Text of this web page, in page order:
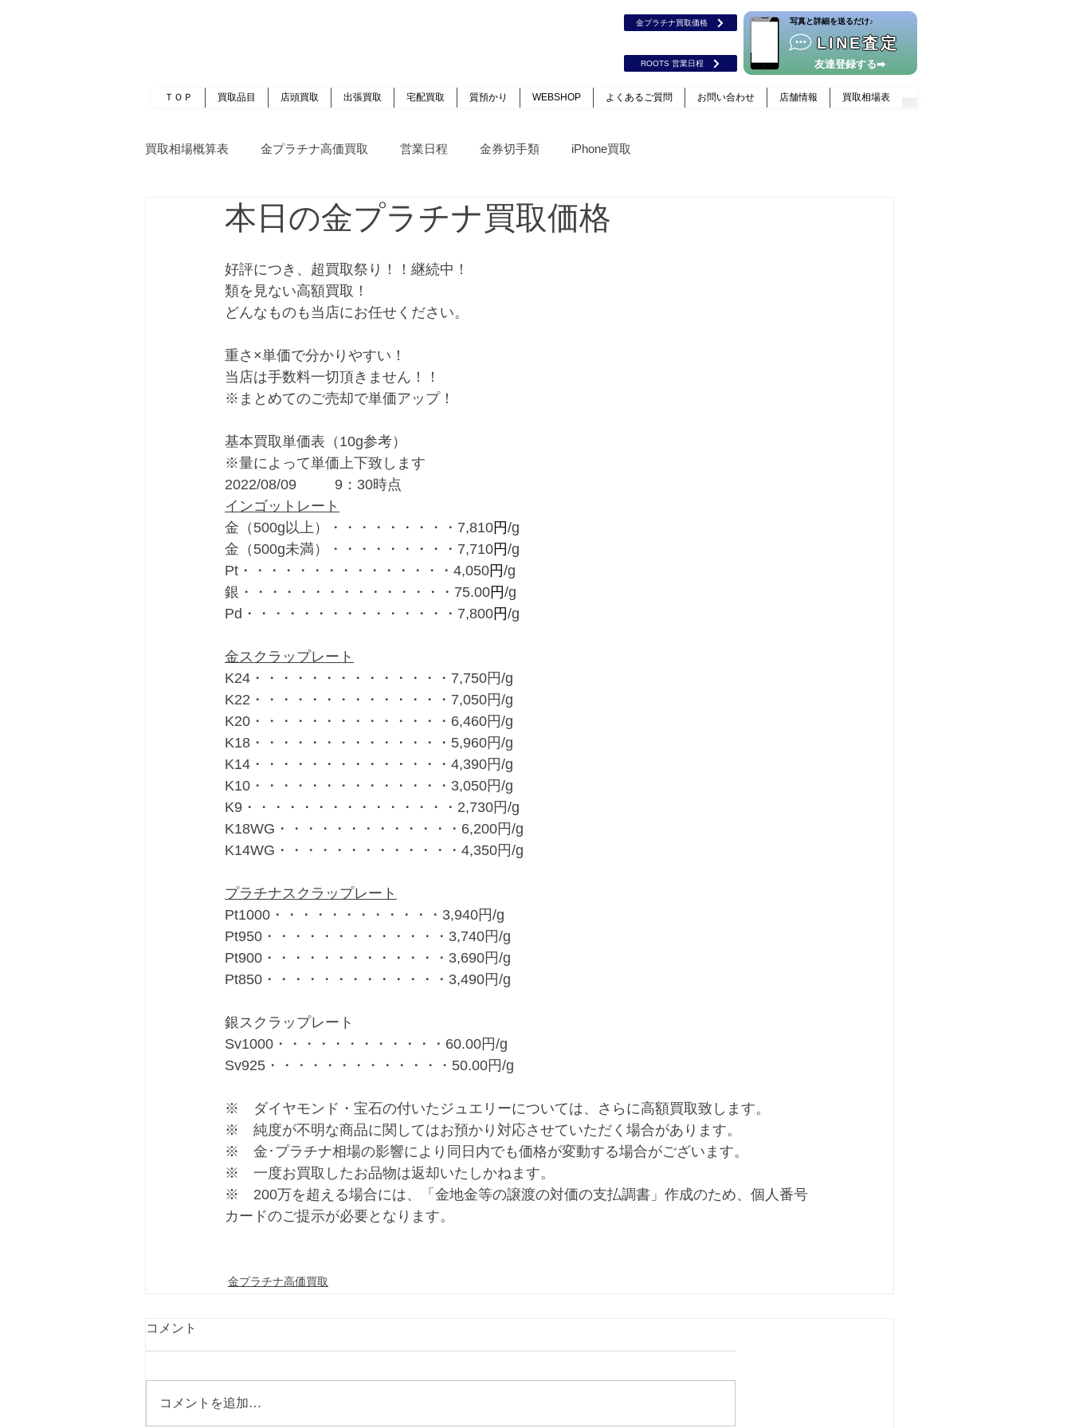
金プラチナ買取価格
ROOTS 営業日程
LINE査定
​写真と詳細を送るだけ♪
友達登録する➡
ＴＯＰ 買取品目 店頭買取 出張買取 宅配買取 質預かり WEBSHOP よくあるご質問 お問い合わせ 店舗情報 買取相場表
買取相場概算表 金プラチナ高価買取 営業日程 金券切手類 iPhone買取
本日の金プラチナ買取価格
好評につき、超買取祭り！！継続中！
類を見ない高額買取！
どんなものも当店にお任せください。
重さ×単価で分かりやすい！
当店は手数料一切頂きません！！
※まとめてのご売却で単価アップ！
基本買取単価表（10g参考）
※量によって単価上下致します
2022/08/09	　9：30時点
インゴットレート
金（500g以上）・・・・・・・・・7,810円/g
金（500g未満）・・・・・・・・・7,710円/g
Pt・・・・・・・・・・・・・・・4,050円/g
銀・・・・・・・・・・・・・・・75.00円/g
Pd・・・・・・・・・・・・・・・7,800円/g
金スクラップレート
K24・・・・・・・・・・・・・・7,750円/g
K22・・・・・・・・・・・・・・7,050円/g
K20・・・・・・・・・・・・・・6,460円/g
K18・・・・・・・・・・・・・・5,960円/g
K14・・・・・・・・・・・・・・4,390円/g
K10・・・・・・・・・・・・・・3,050円/g
K9・・・・・・・・・・・・・・・2,730円/g
K18WG・・・・・・・・・・・・・6,200円/g
K14WG・・・・・・・・・・・・・4,350円/g
プラチナスクラップレート
Pt1000・・・・・・・・・・・・3,940円/g
Pt950・・・・・・・・・・・・・3,740円/g
Pt900・・・・・・・・・・・・・3,690円/g
Pt850・・・・・・・・・・・・・3,490円/g
銀スクラップレート
Sv1000・・・・・・・・・・・・60.00円/g
Sv925・・・・・・・・・・・・・50.00円/g
※　ダイヤモンド・宝石の付いたジュエリーについては、さらに高額買取致します。
※　純度が不明な商品に関してはお預かり対応させていただく場合があります。
※　金･プラチナ相場の影響により同日内でも価格が変動する場合がございます。
※　一度お買取したお品物は返却いたしかねます。
※　200万を超える場合には、「金地金等の譲渡の対価の支払調書」作成のため、個人番号
カードのご提示が必要となります。
金プラチナ高価買取
コメント
コメントを追加…